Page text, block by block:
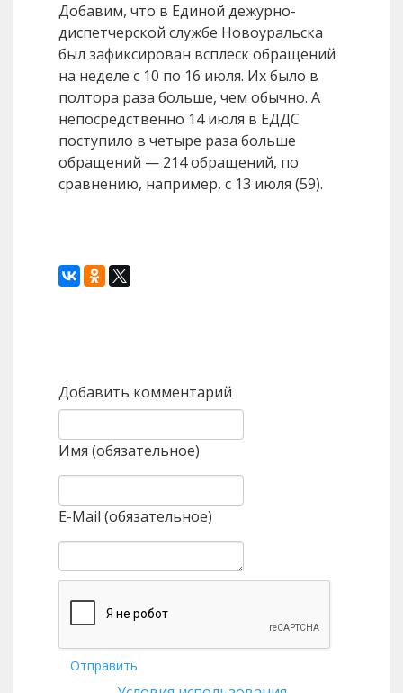
Добавим, что в Единой дежурно-
диспетчерской службе Новоуральска
был зафиксирован всплеск обращений
на неделе с 10 по 16 июля. Их было в
полтора раза больше, чем обычно. А
непосредственно 14 июля в ЕДДС
поступило в четыре раза больше
обращений — 214 обращений, по
сравнению, например, с 13 июля (59).
Добавить комментарий
Имя (обязательное)
E-Mail (обязательное)
Отправить